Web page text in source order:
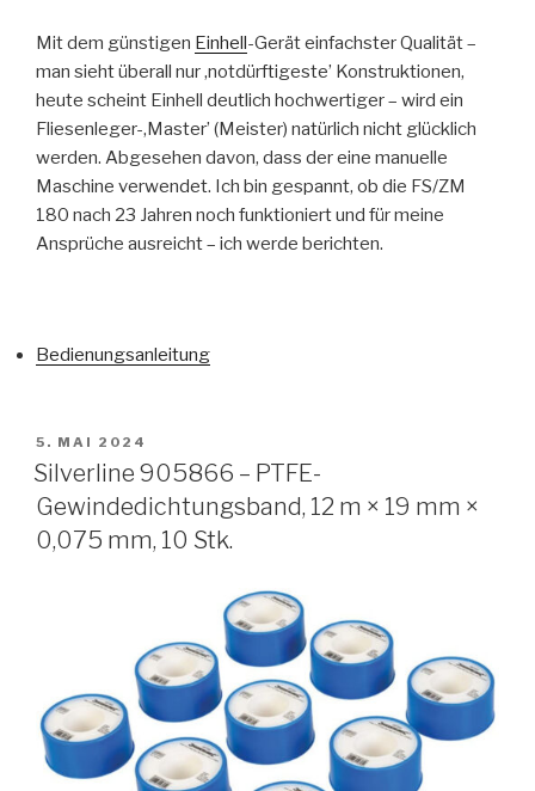
Mit dem günstigen Einhell-Gerät einfachster Qualität –
man sieht überall nur ‚notdürftigeste’ Konstruktionen,
heute scheint Einhell deutlich hochwertiger – wird ein
Fliesenleger-‚Master’ (Meister) natürlich nicht glücklich
werden. Abgesehen davon, dass der eine manuelle
Maschine verwendet. Ich bin gespannt, ob die FS/ZM
180 nach 23 Jahren noch funktioniert und für meine
Ansprüche ausreicht – ich werde berichten.
Bedienungsanleitung
VERÖFFENTLICHT
AM
5. MAI 2024
Silverline 905866 – PTFE-
Gewindedichtungsband, 12 m × 19 mm ×
0,075 mm, 10 Stk.